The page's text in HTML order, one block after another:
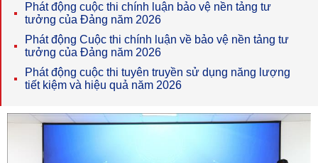
Phát động cuộc thi chính luận bảo vệ nền tảng tư
tưởng của Đảng năm 2026
Phát động Cuộc thi chính luận về bảo vệ nền tảng tư
tưởng của Đảng năm 2026
Phát động cuộc thi tuyên truyền sử dụng năng lượng
tiết kiệm và hiệu quả năm 2026